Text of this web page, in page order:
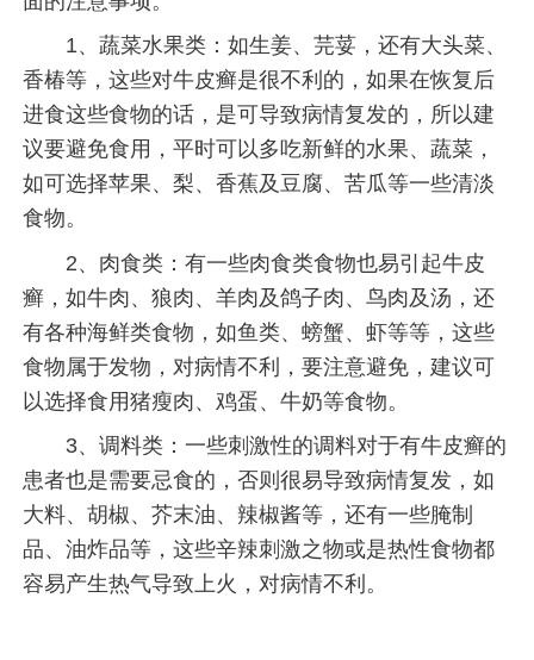
1、蔬菜水果类：如生姜、芫荽，还有大头菜、
香椿等，这些对牛皮癣是很不利的，如果在恢复后
进食这些食物的话，是可导致病情复发的，所以建
议要避免食用，平时可以多吃新鲜的水果、蔬菜，
如可选择苹果、梨、香蕉及豆腐、苦瓜等一些清淡
食物。
2、肉食类：有一些肉食类食物也易引起牛皮
癣，如牛肉、狼肉、羊肉及鸽子肉、鸟肉及汤，还
有各种海鲜类食物，如鱼类、螃蟹、虾等等，这些
食物属于发物，对病情不利，要注意避免，建议可
以选择食用猪瘦肉、鸡蛋、牛奶等食物。
3、调料类：一些刺激性的调料对于有牛皮癣的
患者也是需要忌食的，否则很易导致病情复发，如
大料、胡椒、芥末油、辣椒酱等，还有一些腌制
品、油炸品等，这些辛辣刺激之物或是热性食物都
容易产生热气导致上火，对病情不利。